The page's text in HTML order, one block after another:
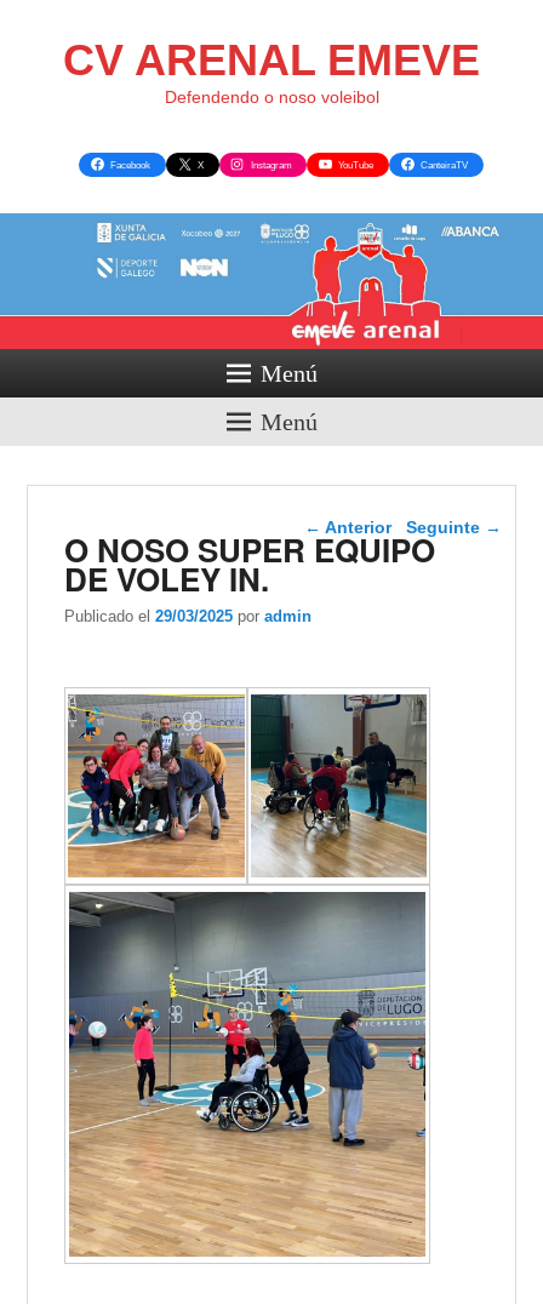
CV ARENAL EMEVE
Defendendo o noso voleibol
Facebook X Instagram YouTube CanteiraTV
Menú
Menú
Navegador de artigos
← Anterior Seguinte →
O NOSO SUPER EQUIPO
DE VOLEY IN.
Publicado el29/03/2025 poradmin